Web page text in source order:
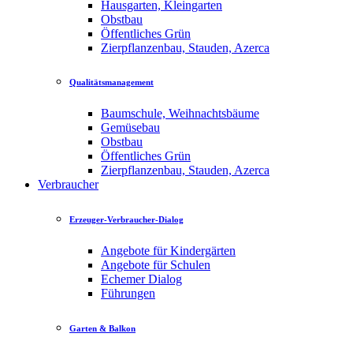
Hausgarten, Kleingarten
Obstbau
Öffentliches Grün
Zierpflanzenbau, Stauden, Azerca
Qualitätsmanagement
Baumschule, Weihnachtsbäume
Gemüsebau
Obstbau
Öffentliches Grün
Zierpflanzenbau, Stauden, Azerca
Verbraucher
Erzeuger-Verbraucher-Dialog
Angebote für Kindergärten
Angebote für Schulen
Echemer Dialog
Führungen
Garten & Balkon